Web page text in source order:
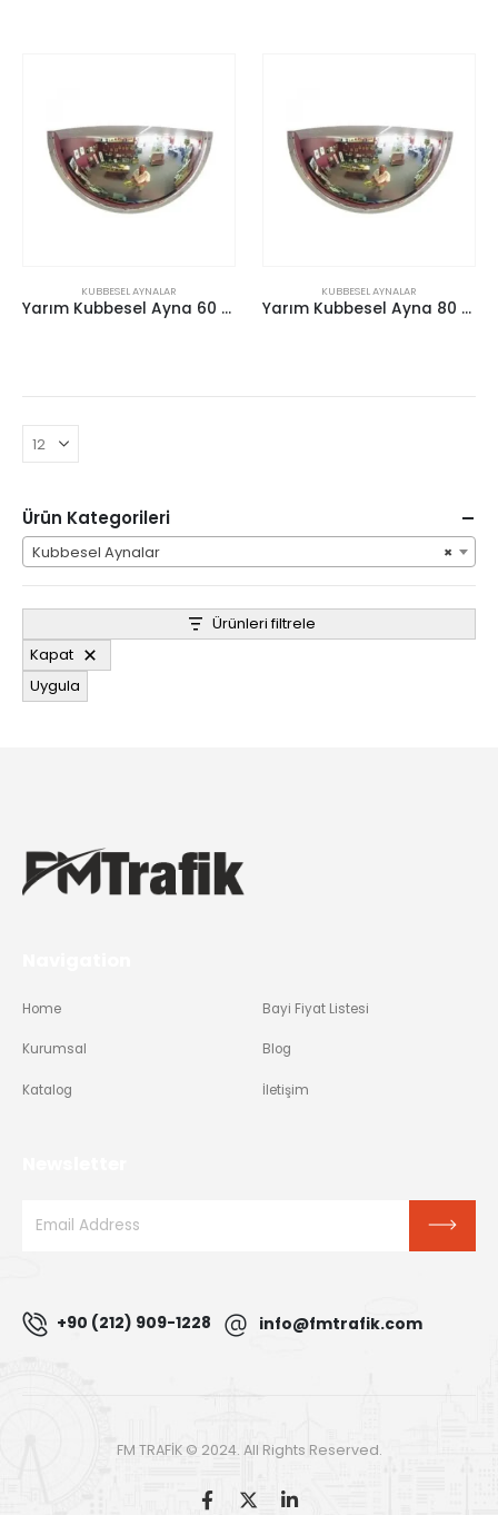
KUBBESEL AYNALAR
Yarım Kubbesel Ayna 60 cm
KUBBESEL AYNALAR
Yarım Kubbesel Ayna 80 cm
Ürün Kategorileri
×
Kubbesel Aynalar
Ürünleri filtrele
Kapat
Uygula
Home
Kurumsal
Katalog
Bayi Fiyat Listesi
Blog
İletişim
+90 (212) 909-1228 info@fmtrafik.com
FM TRAFİK © 2024. All Rights Reserved.